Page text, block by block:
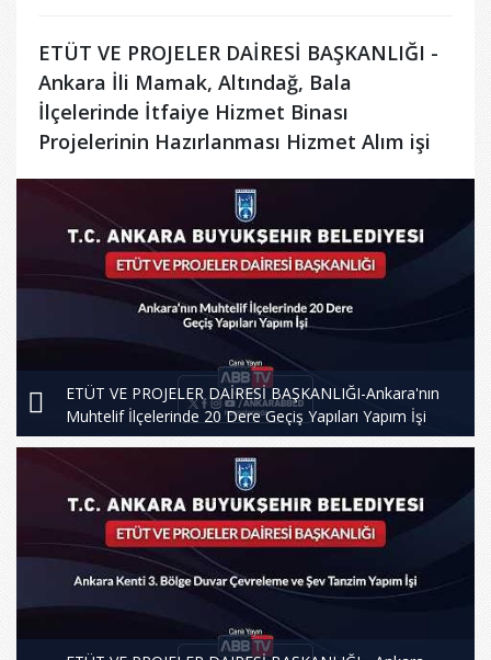
ETÜT VE PROJELER DAİRESİ BAŞKANLIĞI -
Ankara İli Mamak, Altındağ, Bala
İlçelerinde İtfaiye Hizmet Binası
Projelerinin Hazırlanması Hizmet Alım işi
ETÜT VE PROJELER DAİRESİ BAŞKANLIĞI-Ankara'nın
Muhtelif İlçelerinde 20 Dere Geçiş Yapıları Yapım İşi